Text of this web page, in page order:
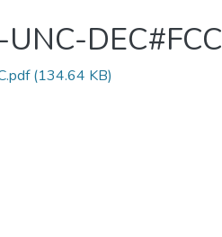
DEC#FCC
(134.64 KB)